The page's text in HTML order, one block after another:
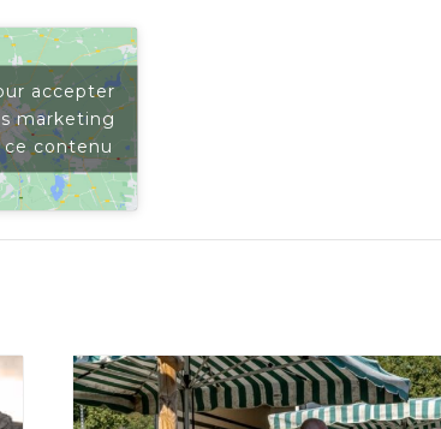
accepter
marketing
contenu